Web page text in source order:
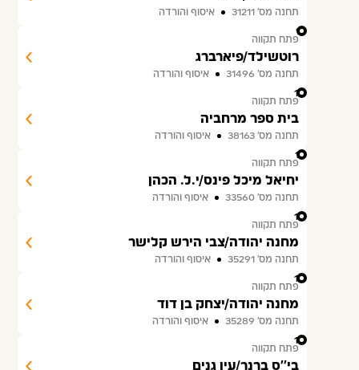
תחנה מס׳ 31211 איסוף והורדה
9
פתח תקווה
רוטשילד/פיארברג
תחנה מס׳ 31496 איסוף והורדה
10
פתח תקווה
בית ספר מרחביה
תחנה מס׳ 38163 איסוף והורדה
11
פתח תקווה
יחיאל מיכל פינס/י.ל. הכהן
תחנה מס׳ 33560 איסוף והורדה
12
פתח תקווה
מחנה יהודה/צבי הירש קלישר
תחנה מס׳ 35291 איסוף והורדה
13
פתח תקווה
מחנה יהודה/יצחק בן דוד
תחנה מס׳ 35289 איסוף והורדה
14
פתח תקווה
בי''ס ברנר/עין גנים